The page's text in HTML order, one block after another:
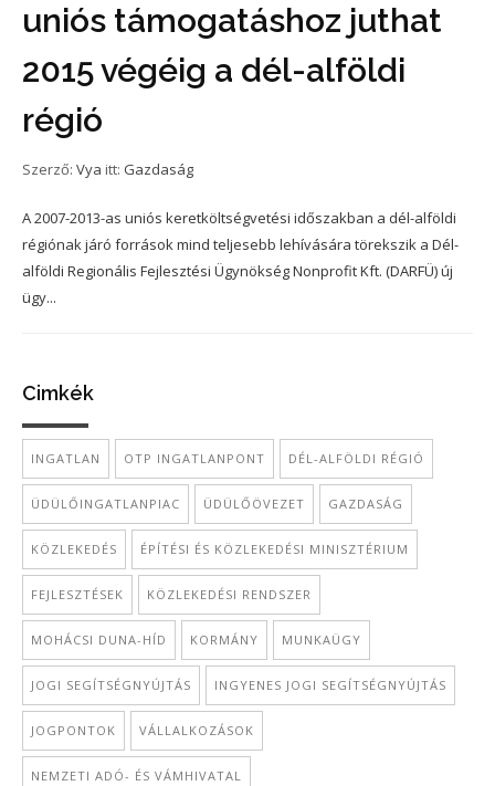
uniós támogatáshoz juthat
2015 végéig a dél-alföldi
régió
Szerző: Vya itt: Gazdaság
A 2007-2013-as uniós keretköltségvetési időszakban a dél-alföldi
régiónak járó források mind teljesebb lehívására törekszik a Dél-
alföldi Regionális Fejlesztési Ügynökség Nonprofit Kft. (DARFÜ) új
ügy...
Cimkék
INGATLAN OTP INGATLANPONT DÉL-ALFÖLDI RÉGIÓ
ÜDÜLŐINGATLANPIAC ÜDÜLŐÖVEZET GAZDASÁG
KÖZLEKEDÉS ÉPÍTÉSI ÉS KÖZLEKEDÉSI MINISZTÉRIUM
FEJLESZTÉSEK KÖZLEKEDÉSI RENDSZER
MOHÁCSI DUNA-HÍD KORMÁNY MUNKAÜGY
JOGI SEGÍTSÉGNYÚJTÁS INGYENES JOGI SEGÍTSÉGNYÚJTÁS
JOGPONTOK VÁLLALKOZÁSOK
NEMZETI ADÓ- ÉS VÁMHIVATAL